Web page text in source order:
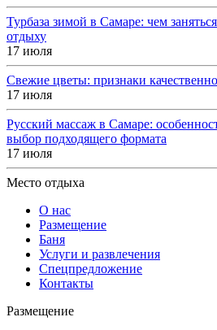
Турбаза зимой в Самаре: чем
отдыху
17 июля
Свежие цветы: признаки
17 июля
Русский массаж в Самаре:
выбор подходящего формата
17 июля
Место отдыха
О нас
Размещение
Баня
Услуги и развлечения
Спецпредложение
Контакты
Размещение